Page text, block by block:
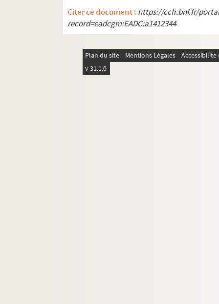
Citer ce document : https://ccfr.bnf.fr/
record=eadcgm:EADC:a1412344
Plan du site Mentions Légales
v 31.1.0